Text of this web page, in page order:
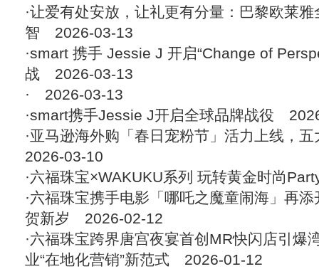
·让爱有处安放，让礼更有分量：巴黎欧莱
智 2026-03-13
·smart 携手 Jessie J 开启“Change of
战 2026-03-13
· 2026-03-13
·smart携手Jessie J开启全球品牌战役
·亚马逊海外购「春日宠粉节」活力上线，
2026-03-10
·六福珠宝×WAKUKU系列 玩转黄金时尚
·六福珠宝携手电影「哪吒之魔童闹海」再
贺新岁 2026-02-12
·六福珠宝跨界唐宫夜宴首创MR快闪店引爆
业“在地化营销”新范式 2026-01-12